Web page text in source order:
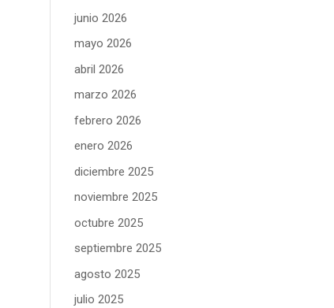
junio 2026
mayo 2026
abril 2026
marzo 2026
febrero 2026
enero 2026
diciembre 2025
noviembre 2025
octubre 2025
septiembre 2025
agosto 2025
julio 2025